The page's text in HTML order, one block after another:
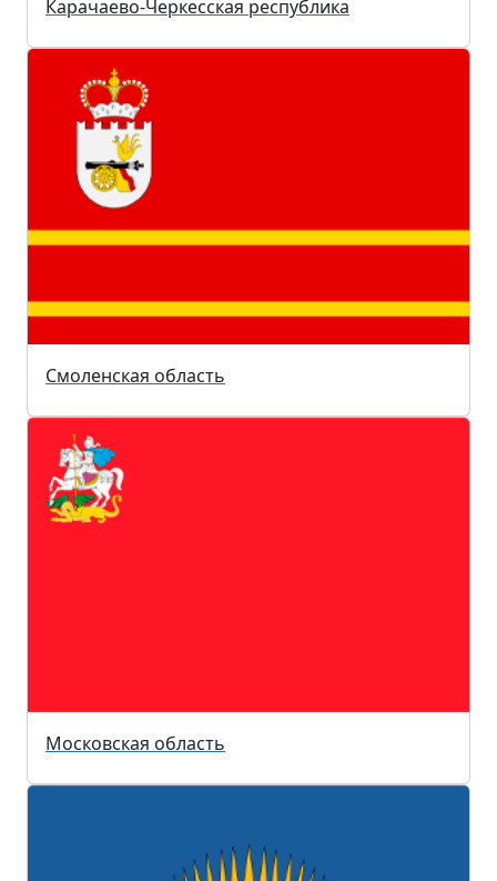
Карачаево-Черкесская республика
Смоленская область
Московская область